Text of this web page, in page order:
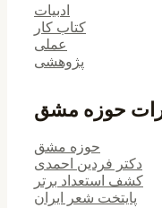
ادبیات
کتاب کار
عملی
پژوهشی
حوزه مشق
حوزه مشق
دکتر فردین احمدی
کشف استعداد برتر
پایتخت شعر ایران